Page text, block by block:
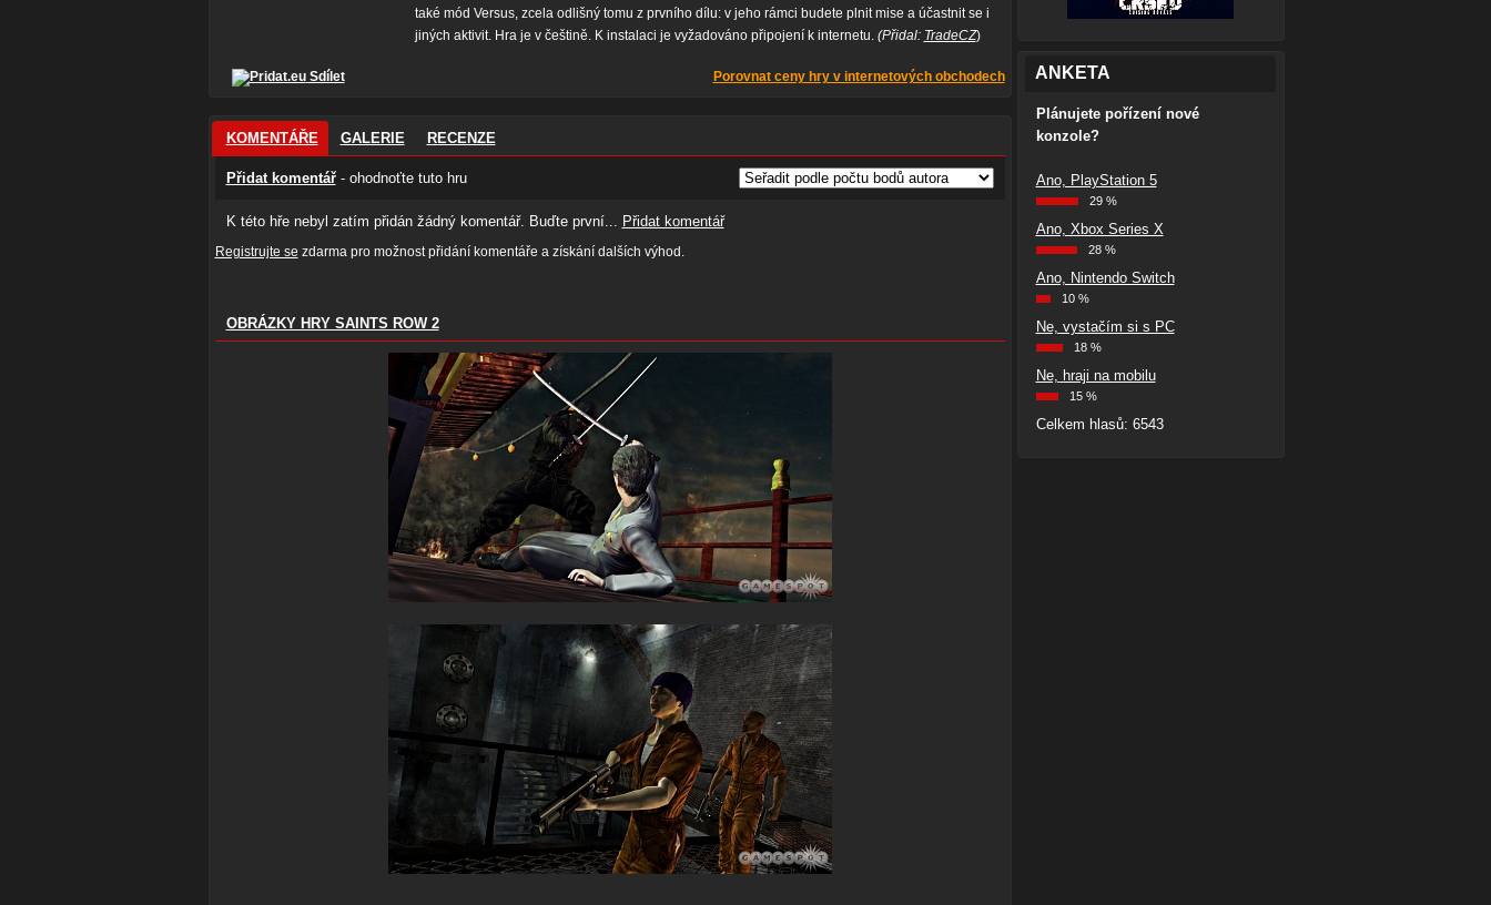
také mód Versus, zcela odlišný tomu z prvního dílu: v jeho rámci budete plnit mise a účastnit se i
jiných aktivit. Hra je v češtině. K instalaci je vyžadováno připojení k internetu.(Přidal: TradeCZ)
Sdílet Porovnat ceny hry v internetových obchodech
KOMENTÁŘE GALERIE RECENZE
Přidat komentář- ohodnoťte tuto hru
K této hře nebyl zatím přidán žádný komentář. Buďte první... Přidat komentář
Registrujte se zdarma pro možnost přidání komentáře a získání dalších výhod.
OBRÁZKY HRY SAINTS ROW 2
ANKETA
Plánujete pořízení nové
konzole?
Ano, PlayStation 5
29 %
Ano, Xbox Series X
28 %
Ano, Nintendo Switch
10 %
Ne, vystačím si s PC
18 %
Ne, hraji na mobilu
15 %
Celkem hlasů: 6543